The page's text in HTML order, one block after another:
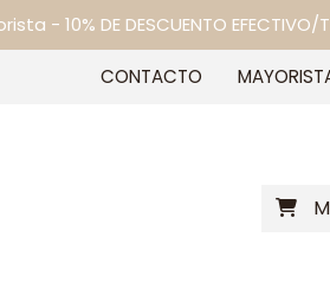
DE DESCUENTO EFECTIVO/
CONTACTO